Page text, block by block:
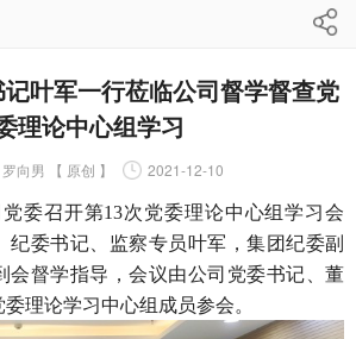
叶军一行莅临公司督学督查党
理论中心组学习
罗向男 【 原创 】 2021-12-10
委召开第13次党委理论中心组学习会
纪委书记、监察专员叶军，集团纪委副
会督学指导，会议由公司党委书记、董
理论学习中心组成员参会。